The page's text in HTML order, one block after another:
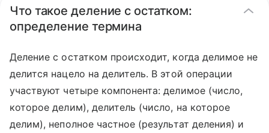
Что такое деление с остатком:
определение термина
Деление с остатком происходит, когда делимое не
делится нацело на делитель. В этой операции
участвуют четыре компонента: делимое (число,
которое делим), делитель (число, на которое
делим), неполное частное (результат деления) и